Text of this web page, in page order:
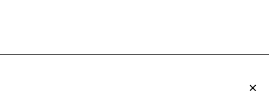
×